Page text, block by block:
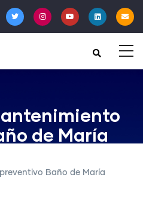
de María
Baño de María